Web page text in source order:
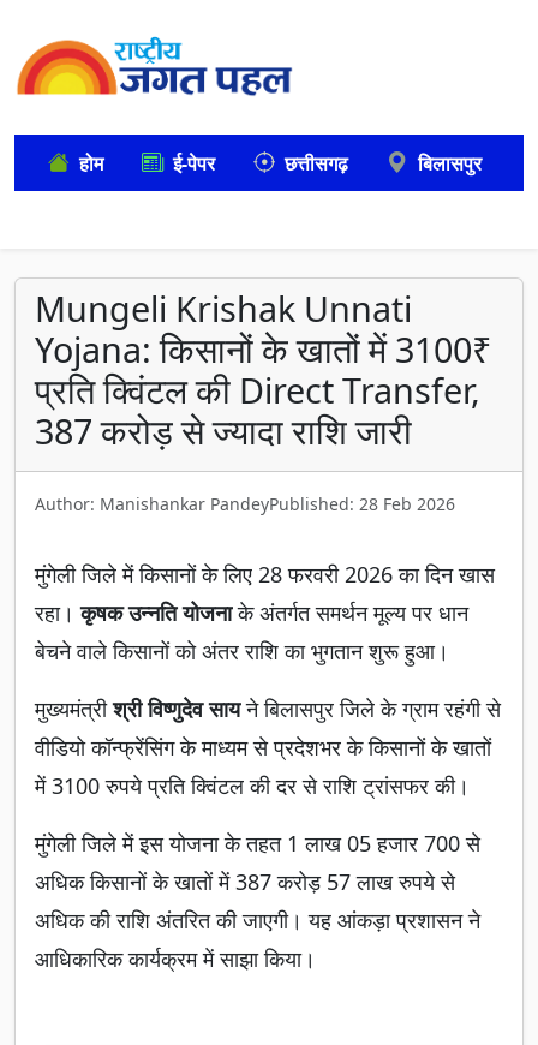
होम ई-पेपर छत्तीसगढ़ बिलासपुर
Mungeli Krishak Unnati
Yojana: किसानों के खातों में 3100₹
प्रति क्विंटल की Direct Transfer,
387 करोड़ से ज्यादा राशि जारी
Author: Manishankar PandeyPublished: 28 Feb 2026
मुंगेली जिले में किसानों के लिए 28 फरवरी 2026 का दिन खास
रहा।कृषक उन्नति योजनाके अंतर्गत समर्थन मूल्य पर धान
बेचने वाले किसानों को अंतर राशि का भुगतान शुरू हुआ।
मुख्यमंत्रीश्री विष्णुदेव सायने बिलासपुर जिले के ग्राम रहंगी से
वीडियो कॉन्फ्रेंसिंग के माध्यम से प्रदेशभर के किसानों के खातों
में 3100 रुपये प्रति क्विंटल की दर से राशि ट्रांसफर की।
मुंगेली जिले में इस योजना के तहत 1 लाख 05 हजार 700 से
अधिक किसानों के खातों में 387 करोड़ 57 लाख रुपये से
अधिक की राशि अंतरित की जाएगी। यह आंकड़ा प्रशासन ने
आधिकारिक कार्यक्रम में साझा किया।